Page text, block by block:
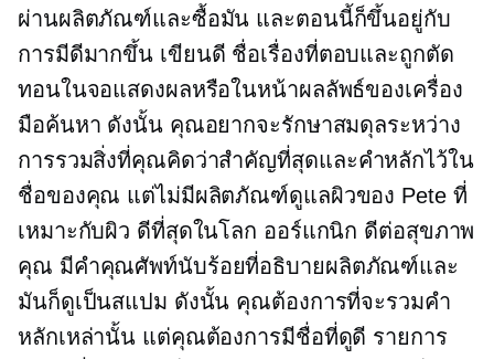
ผ่านผลิตภัณฑ์และซื้อมัน และตอนนี้ก็ขึ้นอยู่กับ
การมีดีมากขึ้น เขียนดี ชื่อเรื่องที่ตอบและถูกตัด
ทอนในจอแสดงผลหรือในหน้าผลลัพธ์ของเครื่อง
มือค้นหา ดังนั้น คุณอยากจะรักษาสมดุลระหว่าง
การรวมสิ่งที่คุณคิดว่าสำคัญที่สุดและคำหลักไว้ใน
ชื่อของคุณ แต่ไม่มีผลิตภัณฑ์ดูแลผิวของ Pete ที่
เหมาะกับผิว ดีที่สุดในโลก ออร์แกนิก ดีต่อสุขภาพ
คุณ มีคำคุณศัพท์นับร้อยที่อธิบายผลิตภัณฑ์และ
มันก็ดูเป็นสแปม ดังนั้น คุณต้องการที่จะรวมคำ
หลักเหล่านั้น แต่คุณต้องการมีชื่อที่ดูดี รายการ